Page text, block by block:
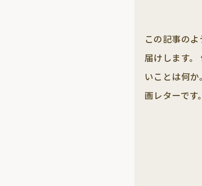
この記事の
届けします
いことは何
画レターです。